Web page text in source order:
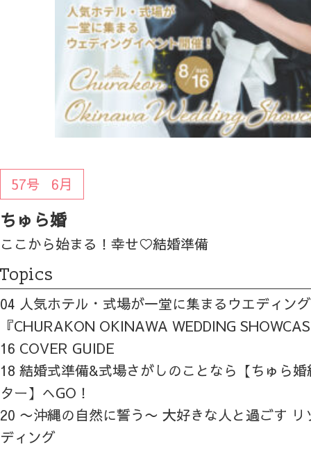
57号 6月
ちゅら婚
ここから始まる！幸せ♡結婚準備
Topics
04 人気ホテル・式場が一堂に集まるウエディン
『CHURAKON OKINAWA WEDDING
16 COVER GUIDE
18 結婚式準備&式場さがしのことなら【ちゅら
ター】へGO！
20 〜沖縄の自然に誓う〜 大好きな人と過ごす
ディング